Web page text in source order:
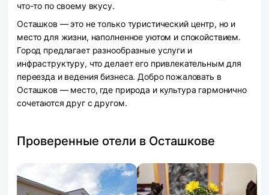
что-то по своему вкусу.
Осташков — это не только туристический центр, но и
место для жизни, наполненное уютом и спокойствием.
Город предлагает разнообразные услуги и
инфраструктуру, что делает его привлекательным для
переезда и ведения бизнеса. Добро пожаловать в
Осташков — место, где природа и культура гармонично
сочетаются друг с другом.
Проверенные отели в Осташкове